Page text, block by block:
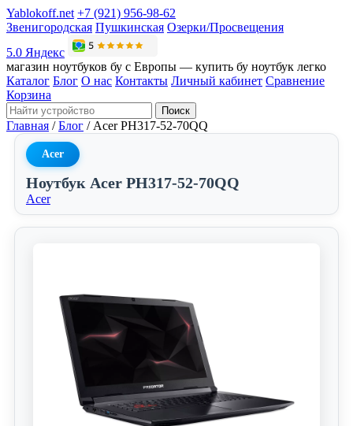
Yablokoff.net +7 (921) 956-98-62
Звенигородская Пушкинская Озерки/Просвещения
5.0 Яндекс
магазин ноутбуков бу с Европы — купить бу ноутбук легко
Каталог Блог О нас Контакты Личный кабинет Сравнение
Корзина
Поиск
Главная / Блог / Acer PH317-52-70QQ
Acer
Ноутбук Acer PH317-52-70QQ
Acer